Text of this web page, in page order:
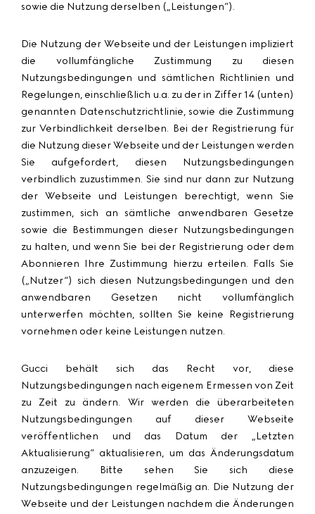
sowie die Nutzung derselben („Leistungen”).
Die Nutzung der Webseite und der Leistungen impliziert
die vollumfängliche Zustimmung zu diesen
Nutzungsbedingungen und sämtlichen Richtlinien und
Regelungen, einschließlich u.a. zu der in Ziffer 14 (unten)
genannten Datenschutzrichtlinie, sowie die Zustimmung
zur Verbindlichkeit derselben. Bei der Registrierung für
die Nutzung dieser Webseite und der Leistungen werden
Sie aufgefordert, diesen Nutzungsbedingungen
verbindlich zuzustimmen. Sie sind nur dann zur Nutzung
der Webseite und Leistungen berechtigt, wenn Sie
zustimmen, sich an sämtliche anwendbaren Gesetze
sowie die Bestimmungen dieser Nutzungsbedingungen
zu halten, und wenn Sie bei der Registrierung oder dem
Abonnieren Ihre Zustimmung hierzu erteilen. Falls Sie
(„Nutzer“) sich diesen Nutzungsbedingungen und den
anwendbaren Gesetzen nicht vollumfänglich
unterwerfen möchten, sollten Sie keine Registrierung
vornehmen oder keine Leistungen nutzen.
Gucci behält sich das Recht vor, diese
Nutzungsbedingungen nach eigenem Ermessen von Zeit
zu Zeit zu ändern. Wir werden die überarbeiteten
Nutzungsbedingungen auf dieser Webseite
veröffentlichen und das Datum der „Letzten
Aktualisierung“ aktualisieren, um das Änderungsdatum
anzuzeigen. Bitte sehen Sie sich diese
Nutzungsbedingungen regelmäßig an. Die Nutzung der
Webseite und der Leistungen nachdem die Änderungen